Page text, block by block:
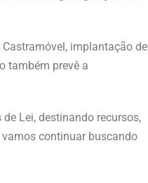
implantação de
também prevê a
Lei, destinando recursos,
continuar buscando